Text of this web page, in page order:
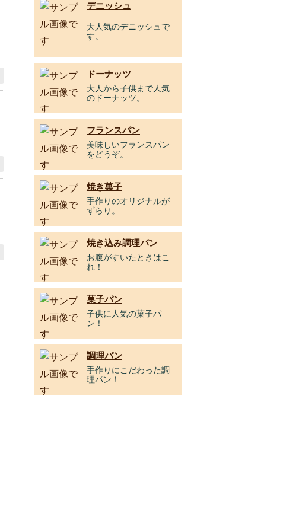
デニッシュ
大人気のデニッシュで
す。
ドーナッツ
大人から子供まで人気
のドーナッツ。
フランスパン
美味しいフランスパン
をどうぞ。
焼き菓子
手作りのオリジナルが
ずらり。
焼き込み調理パン
お腹がすいたときはこ
れ！
菓子パン
子供に人気の菓子パ
ン！
調理パン
手作りにこだわった調
理パン！